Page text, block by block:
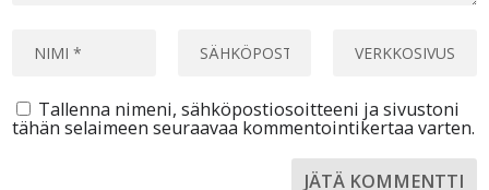
Tallenna nimeni, sähköpostiosoitteeni ja sivustoni
tähän selaimeen seuraavaa kommentointikertaa varten.